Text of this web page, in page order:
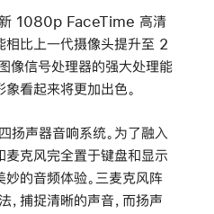
1080p FaceTime 高清
相比上一代摄像头提升至 2
像信号处理器的强大处理能
看起来将更加出色。
声器音响系统。为了融入
麦克风完全置于键盘和显示
妙的音频体验。三麦克风阵
捕捉清晰的声音，而扬声